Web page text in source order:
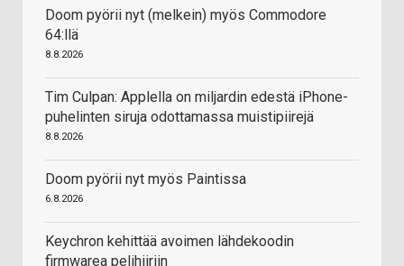
Doom pyörii nyt (melkein) myös Commodore
64:llä
8.8.2026
Tim Culpan: Applella on miljardin edestä iPhone-
puhelinten siruja odottamassa muistipiirejä
8.8.2026
Doom pyörii nyt myös Paintissa
6.8.2026
Keychron kehittää avoimen lähdekoodin
firmwarea pelihiiriin